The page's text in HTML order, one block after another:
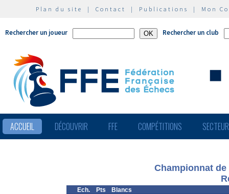
Plan du site | Contact | Publications | Mon
Rechercher un joueur Rechercher un club
ACCUEIL DÉCOUVRIR FFE COMPÉTITIONS
Championnat de
Ech. Pts
Blancs